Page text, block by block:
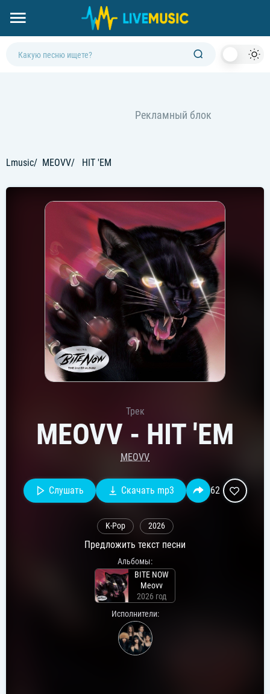
Lmusic MEOVV HIT 'EM
Трек
MEOVV - HIT 'EM
MEOVV
Слушать Скачать mp3 62
K-Pop 2026
Предложить текст песни
Альбомы:
BITE NOW
Meovv
2026 год
Исполнители: